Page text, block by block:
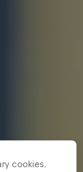
cookies.